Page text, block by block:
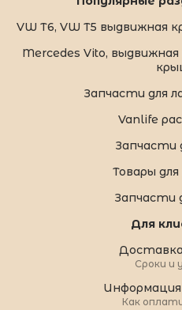
VW T6, VW T5 выдвижная
Mercedes Vito,
Запчасти для
Vanlife
Запчасти
Товары
Запчасти
Для
Сроки и
Как